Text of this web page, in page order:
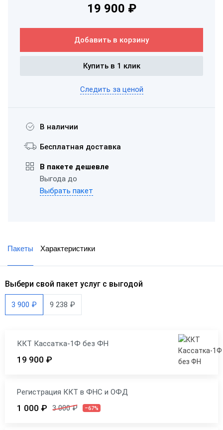
19 900 ₽
Добавить в корзину
Купить в 1 клик
Следить за ценой
В наличии
Бесплатная доставка
В пакете дешевле
Выгода до
Выбрать пакет
Пакеты Характеристики
Выбери свой пакет услуг с выгодой
3 900 ₽ 9 238 ₽
ККТ Кассатка-1Ф без ФН
19 900 ₽
Регистрация ККТ в ФНС и ОФД
1 000 ₽ 3 000 ₽ –67%